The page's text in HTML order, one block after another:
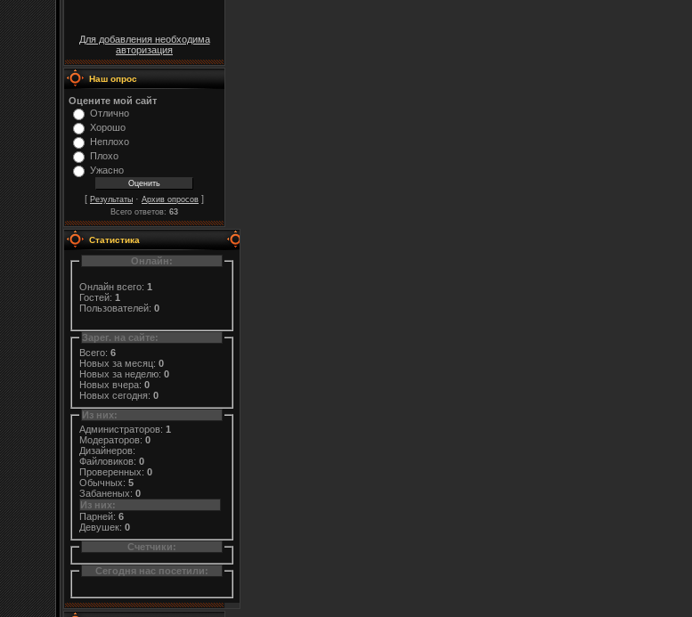
Для добавления необходима
авторизация
Наш опрос
Оцените мой сайт
Отлично
Хорошо
Неплохо
Плохо
Ужасно
[ Результаты · Архив опросов ]
Всего ответов: 63
Статистика
Онлайн:
Онлайн всего: 1
Гостей: 1
Пользователей: 0
Зарег. на сайте:
Всего: 6
Новых за месяц: 0
Новых за неделю: 0
Новых вчера: 0
Новых сегодня: 0
Из них:
Администраторов: 1
Модераторов: 0
Дизайнеров:
Файловиков: 0
Проверенных: 0
Обычных: 5
Забаненых: 0
Из них:
Парней: 6
Девушек: 0
Счетчики:
Сегодня нас посетили: